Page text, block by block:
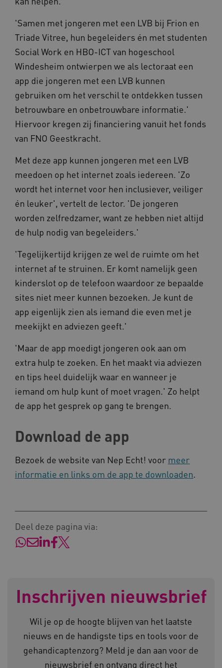
'Samen met jongeren met een LVB bij Frion en
Triade Vitree, hun begeleiders én met studenten
Social Work en HBO-ICT van hogeschool
Windesheim ontwierpen we als lectoraat een
app die jongeren met een LVB kunnen
gebruiken om het verschil te ontdekken tussen
betrouwbare en onbetrouwbare informatie.'
Hiervoor kregen zij financiering vanuit het fonds
van FNO Geestkracht.
Met deze app kunnen jongeren met een LVB
meedoen op het internet zoals iedereen. 'Zo
wordt het internet voor hen inclusiever, veiliger
én leuker', vertelt de lector. 'De jongeren
worden zelfredzamer, want ze hebben niet altijd
de hulp nodig van begeleiders.'
'Tegelijkertijd krijgen ze wel de ruimte om het
internet af te struinen. Er komt namelijk geen
kinderslot op de telefoon waardoor ze bepaalde
sites niet meer kunnen bezoeken. Je kunt de
app eigenlijk zien als iemand die even met je
meekijkt en adviezen geeft.'
'Maar de app moedigt jongeren ook aan om
extra hulp te zoeken. En het maakt via adviezen
en tips heel duidelijk waar en wanneer je
iemand om hulp kunt of moet vragen.' Zo helpt
de app het gesprek op gang te brengen.
Download de app
Bezoek de website van Nep Echt! voor meer
informatie en links om de app te downloaden.
Deel deze pagina via:
Inschrijven nieuwsbrief
Wil je op de hoogte blijven van het laatste
nieuws en de handigste tips en tools voor de
gehandicaptenzorg? Meld je dan aan voor de
nieuwsbrief en ontvang direct het
__Secure-
FPLC .kennispleingehandicaptensector.nl
.vimeo.com
BCSessionID vilans.blueconic.net
.www.kennispleingehandicaptensector.nl
CookieScriptConsent
CookieScript
AWSALBCORS
Amazon.com Inc.
vilans.blueconic.net
Amazon.com Inc.
a594.kennispleingehandicaptensector.nl
UMB_SESSION
ARRAffinitySameSite
Microsoft Corporation
.www.kennispleingehandicaptensector.nl
Google Privacy Policy